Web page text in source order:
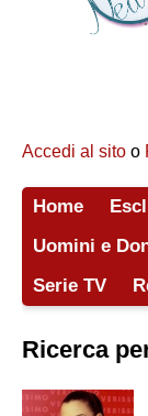
Accedi al sito o
Home
Uomini e
Serie TV
Ricerca